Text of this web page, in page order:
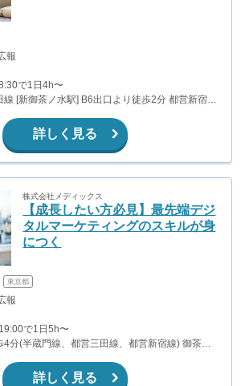
報
で1日4h〜
[新御茶ノ水駅] B6出口より徒歩2分 都営新宿線
田駅] 西口より徒歩7分
詳しく見る
株式会社メディックス
【成長したい方必見】最先端デジ
タルマーケティングのスキルが身
につく
東京都
報
で1日5h〜
4分(半蔵門線、都営三田線、都営新宿線) 御茶ノ
詳しく見る